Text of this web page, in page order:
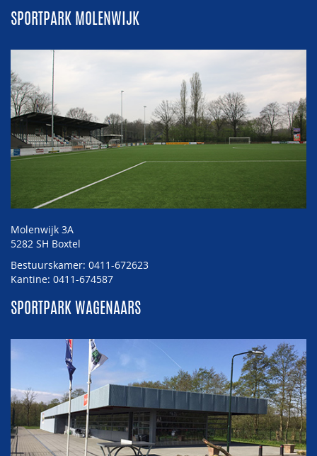
SPORTPARK MOLENWIJK
Molenwijk 3A
5282 SH Boxtel
Bestuurskamer: 0411-672623
Kantine: 0411-674587
SPORTPARK WAGENAARS